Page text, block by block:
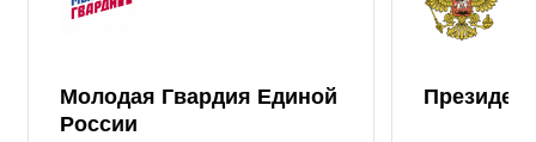
Молодая Гвардия Единой
России